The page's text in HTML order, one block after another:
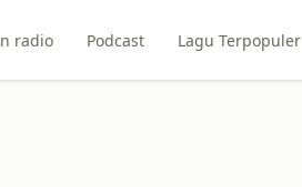
radio Podcast Lagu Terpopuler